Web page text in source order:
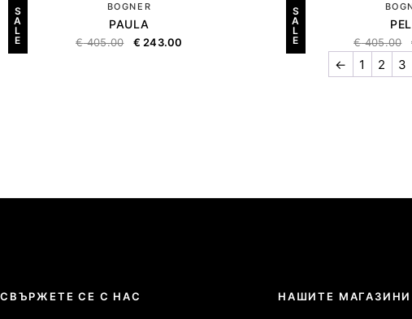
S
A
L
E
BOGNER
PAULA
€405.00 € 243.00
S
A
L
E
€405.00
← 1 2 3
СВЪРЖЕТЕ СЕ С НАС НАШИТЕ МАГАЗИНИ